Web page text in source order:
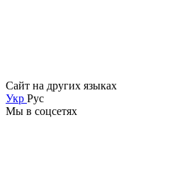
Сайт на других языках
Укр Рус
Мы в соцсетях